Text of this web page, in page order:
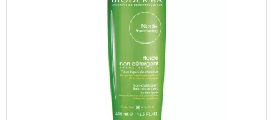
Mode d' action biologique :
La formule exclusive de Nodé DS+ offre une efficacité renforcée
contre les états pelliculaires sévères. Le complexe breveté
DSactiv® garantit une double efficacité grâce à son action
biologique sur l’ origine des états squameux :